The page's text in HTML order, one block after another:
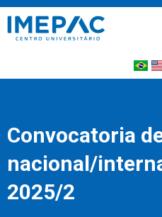
Convocatoria
nacional/
2025/2